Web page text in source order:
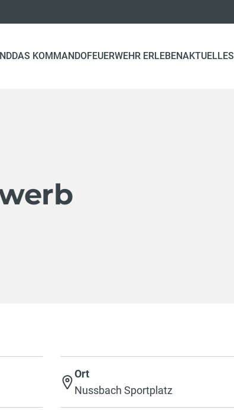
DAS KOMMANDOFEUERWEHR ERLEBENAKTUELLES
Ort
Nussbach Sportplatz